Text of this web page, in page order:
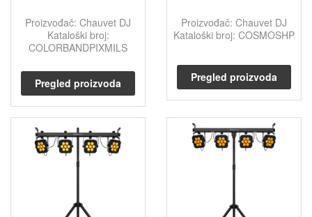
Proizvođač: Chauvet DJ
Kataloški broj:
COLORBANDPIXMILS
Pregled proizvoda
Proizvođač: Chauvet DJ
Kataloški broj: COSMOSHP
Pregled proizvoda